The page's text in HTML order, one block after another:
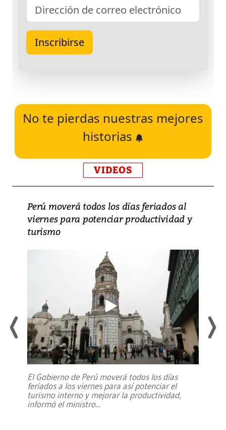
No te pierdas nuestras mejores
historias
VIDEOS
Perú moverá todos los días feriados al
viernes para potenciar productividad y
turismo
El Gobierno de Perú moverá todos los días
feriados a los viernes para así potenciar el
turismo interno y mejorar la productividad,
informó el ministro...